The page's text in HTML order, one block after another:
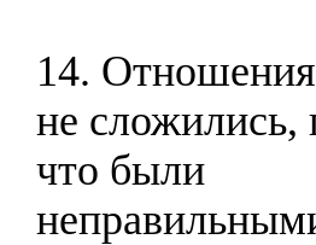
14. Отношения
не сложились,
что были